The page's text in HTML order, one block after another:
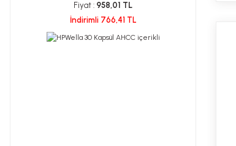
Ametis İlaç (1)
Capila (1)
Fiyat : 958,01 TL
İndirimli 766,41 TL